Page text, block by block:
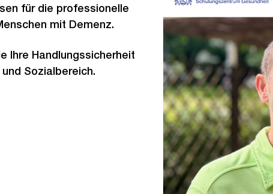
für die professionelle
mit Demenz.
Ihre Handlungssicherheit
Sozialbereich.